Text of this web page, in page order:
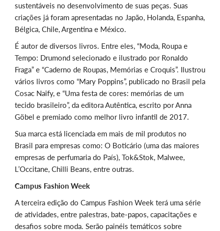
sustentáveis no desenvolvimento de suas peças. Suas
criações já foram apresentadas no Japão, Holanda, Espanha,
Bélgica, Chile, Argentina e México.
É autor de diversos livros. Entre eles, “Moda, Roupa e
Tempo: Drumond selecionado e ilustrado por Ronaldo
Fraga” e “Caderno de Roupas, Memórias e Croquis”. Ilustrou
vários livros como “Mary Poppins”, publicado no Brasil pela
Cosac Naify, e “Uma festa de cores: memórias de um
tecido brasileiro”, da editora Autêntica, escrito por Anna
Göbel e premiado como melhor livro infantil de 2017.
Sua marca está licenciada em mais de mil produtos no
Brasil para empresas como: O Boticário (uma das maiores
empresas de perfumaria do País), Tok&Stok, Malwee,
L’Occitane, Chilli Beans, entre outras.
Campus Fashion Week
A terceira edição do Campus Fashion Week terá uma série
de atividades, entre palestras, bate-papos, capacitações e
desafios sobre moda. Serão painéis temáticos sobre